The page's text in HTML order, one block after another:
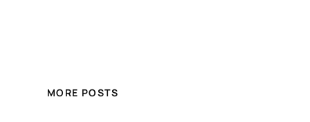
MORE POSTS